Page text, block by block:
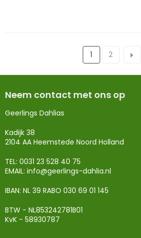
1 2
Neem contact met ons op
Geerlings Dahlias
Kadijk 38
2104 AA Heemstede Noord Holland
TEL: 0031 23 528 40 75
EMAIL: info@geerlings-dahlia.nl
IBAN: NL 39 RABO 030 69 01 145
BTW - NL853242781B01
KvK - 58930787